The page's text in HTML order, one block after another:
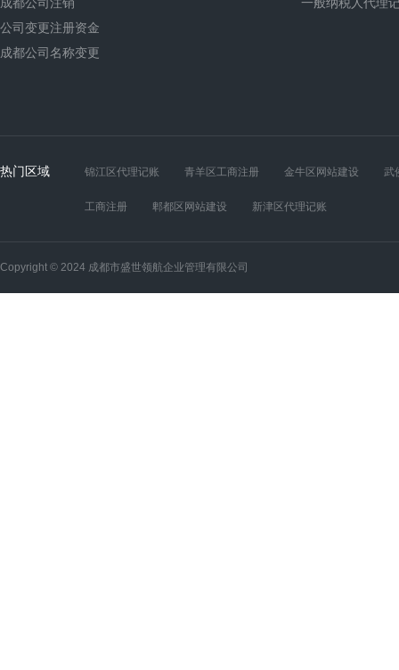
公司变更注册资金
成都公司名称变更
热门区域 锦江区代理记账 青羊区工商注册 金牛区网站建设 武
工商注册 郫都区网站建设 新津区代理记账
Copyright © 2024 成都市盛世领航企业管理有限公司